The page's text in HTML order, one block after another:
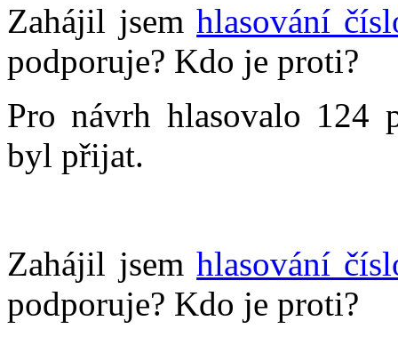
Zahájil jsemhlasování
podporuje? Kdo je proti?
Pro návrh hlasovalo 124
byl přijat.
Zahájil jsemhlasování
podporuje? Kdo je proti?